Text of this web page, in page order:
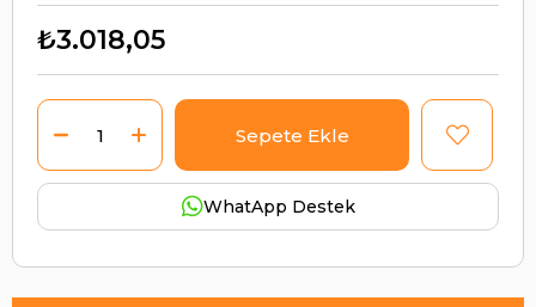
₺3.018,05
WhatApp Destek